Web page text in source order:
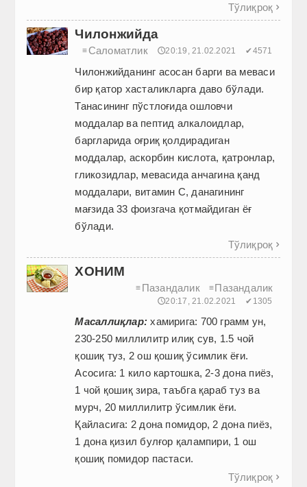
Тўлиқроқ 
Чилонжийда
≡Саломатлик 🕔20:19, 21.02.2021 ✔4571
Чилонжийданинг асосан барги ва меваси
бир қатор хасталикларга даво бўлади.
Танасининг пўстлоғида ошловчи
моддалар ва пептид алкалоидлар,
баргларида оғриқ қолдирадиган
моддалар, аскорбин кислота, қатронлар,
гликозидлар, мевасида анчагина қанд
моддалари, витамин С, данагининг
мағзида 33 фоизгача қотмайдиган ёғ
бўлади.
Тўлиқроқ 
ХОНИМ
≡ Пазандалик ≡Пазандалик
🕔20:17, 21.02.2021 ✔1305
Масаллиқлар:хамирига: 700 грамм ун,
230-250 миллилитр илиқ сув, 1.5 чой
қошиқ туз, 2 ош қошиқ ўсимлик ёғи.
Асосига: 1 кило картошка, 2-3 дона пиёз,
1 чой қошиқ зира, таъбга қараб туз ва
мурч, 20 миллилитр ўсимлик ёғи.
Қайласига: 2 дона помидор, 2 дона пиёз,
1 дона қизил булғор қалампири, 1 ош
қошиқ помидор пастаси.
Тўлиқроқ 